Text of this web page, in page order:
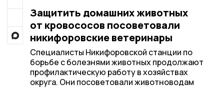
Защитить домашних животных
от кровососов посоветовали
никифоровские ветеринары
Специалисты Никифоровской станции по
борьбе с болезнями животных продолжают
профилактическую работу в хозяйствах
округа. Они посоветовали животноводам